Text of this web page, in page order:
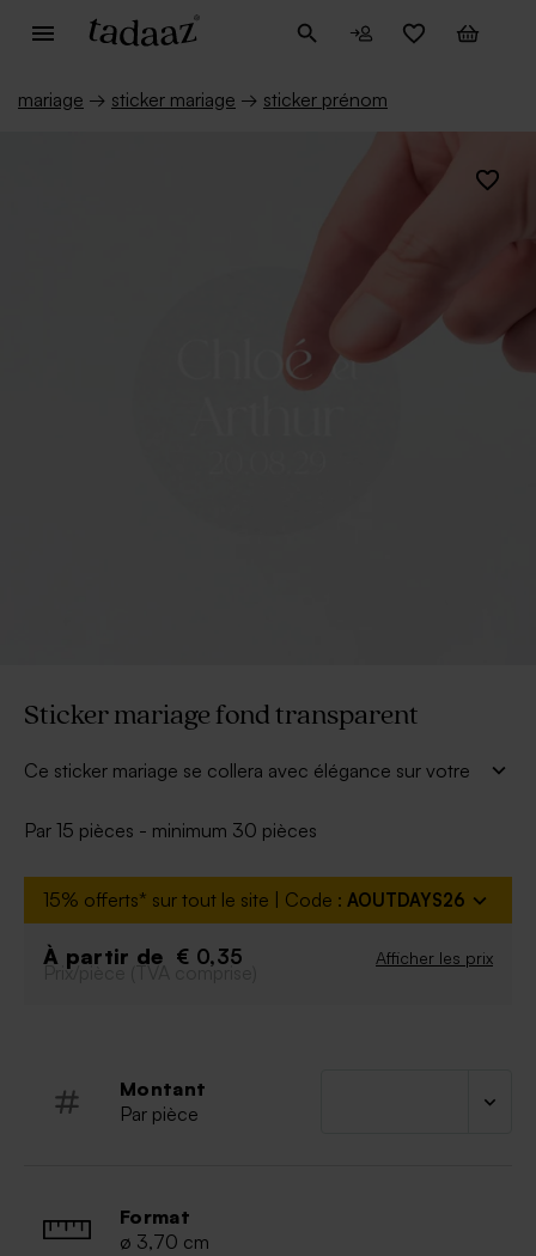
mariage → sticker mariage → sticker prénom
Sticker mariage fond transparent
Ce sticker mariage se collera avec élégance sur votre
personnalisation.
Par 15 pièces - minimum 30 pièces
15% offerts* sur tout le site | Code : AOUTDAYS26
À partir de € 0,35 Afficher les prix
Prix/pièce (TVA comprise)
Montant
Par pièce
Format
ø 3,70 cm